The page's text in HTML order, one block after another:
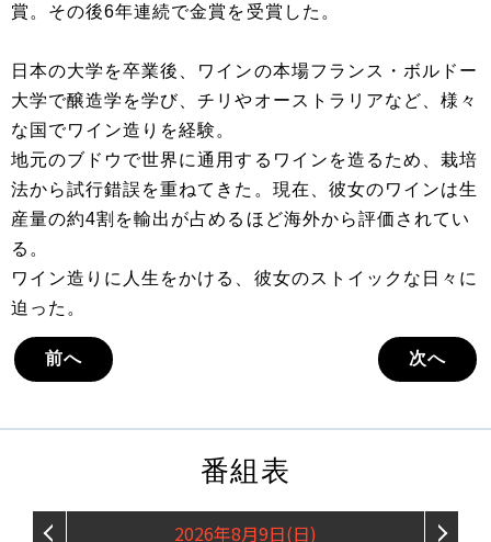
賞。その後6年連続で金賞を受賞した。
日本の大学を卒業後、ワインの本場フランス・ボルドー
大学で醸造学を学び、チリやオーストラリアなど、様々
な国でワイン造りを経験。
地元のブドウで世界に通用するワインを造るため、栽培
法から試行錯誤を重ねてきた。現在、彼女のワインは生
産量の約4割を輸出が占めるほど海外から評価されてい
る。
ワイン造りに人生をかける、彼女のストイックな日々に
迫った。
前へ 次へ
番組表